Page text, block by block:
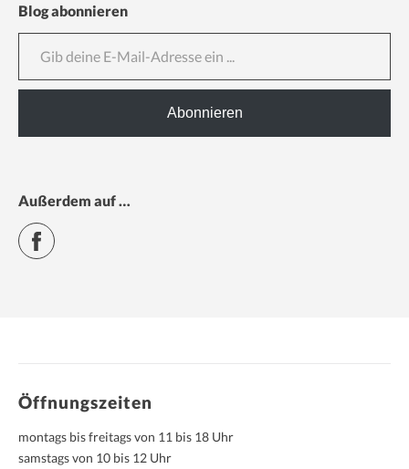
Blog abonnieren
Gib deine E-Mail-Adresse ein ...
Abonnieren
Außerdem auf …
Facebook
Öffnungszeiten
montags bis freitags von 11 bis 18 Uhr
samstags von 10 bis 12 Uhr